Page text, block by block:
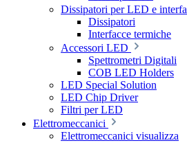
Dissipatori per LED e
Dissipatori
Interfacce termiche
Accessori LED
Spettrometri Digitali
COB LED Holders
LED Special Solution
LED Chip Driver
Filtri per LED
Elettromeccanici
Elettromeccanici visualizza